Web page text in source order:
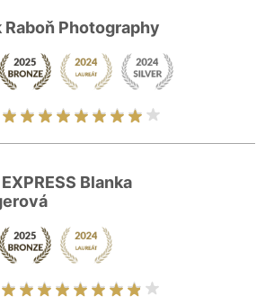
Raboň Photography
Blanka